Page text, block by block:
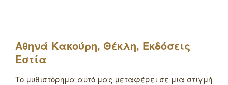
Αθηνά Κακούρη, Θέκλη, Εκδόσεις
Εστία
Το μυθιστόρημα αυτό μας μεταφέρει σε μια στιγμή